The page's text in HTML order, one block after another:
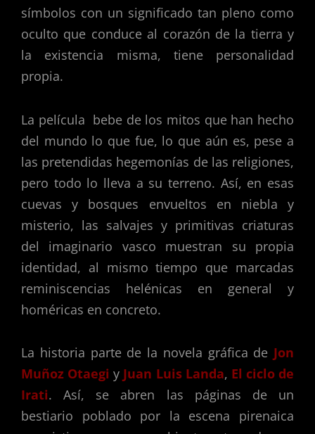
símbolos con un significado tan pleno como
oculto que conduce al corazón de la tierra y
la existencia misma, tiene personalidad
propia.
La película bebe de los mitos que han hecho
del mundo lo que fue, lo que aún es, pese a
las pretendidas hegemonías de las religiones,
pero todo lo lleva a su terreno. Así, en esas
cuevas y bosques envueltos en niebla y
misterio, las salvajes y primitivas criaturas
del imaginario vasco muestran su propia
identidad, al mismo tiempo que marcadas
reminiscencias helénicas en general y
homéricas en concreto.
La historia parte de la novela gráfica de Jon
Muñoz Otaegi y Juan Luis Landa, El ciclo de
Irati. Así, se abren las páginas de un
bestiario poblado por la escena pirenaica